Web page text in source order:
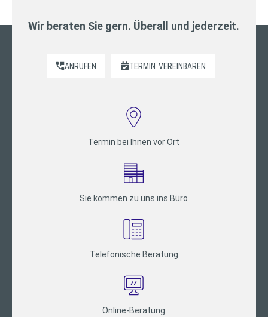
Wir beraten Sie gern. Überall und jederzeit.
ANRUFEN TERMIN VEREINBAREN
Termin bei Ihnen vor Ort
Sie kommen zu uns ins Büro
Telefonische Beratung
Online-Beratung